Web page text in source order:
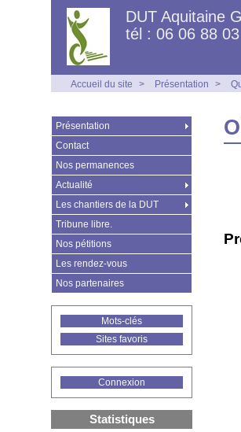
DUT Aquitaine
tél : 06 06 88
Accueil du site > Présentation >
Présentation
Contact
Nos permanences
Actualité
Les chantiers de la DUT
Tribune libre.
Nos pétitions
Les rendez-vous
Nos partenaires
Mots-clés
Sites favoris
Connexion
Statistiques